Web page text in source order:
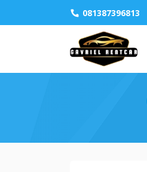
081387396813